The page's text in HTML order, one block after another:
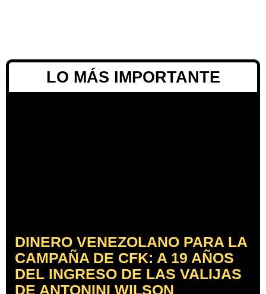
LO MÁS IMPORTANTE
DINERO VENEZOLANO PARA LA
CAMPAÑA DE CFK: A 19 AÑOS
DEL INGRESO DE LAS VALIJAS
DE ANTONINI WILSON